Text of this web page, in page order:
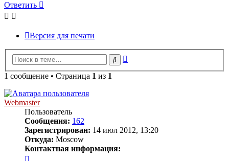
Ответить
Версия для печати
Поиск
1 сообщение • Страница 1 из 1
Webmaster
Пользователь
Сообщения: 162
Зарегистрирован: 14 июл 2012, 13:20
Откуда: Moscow
Контактная информация: